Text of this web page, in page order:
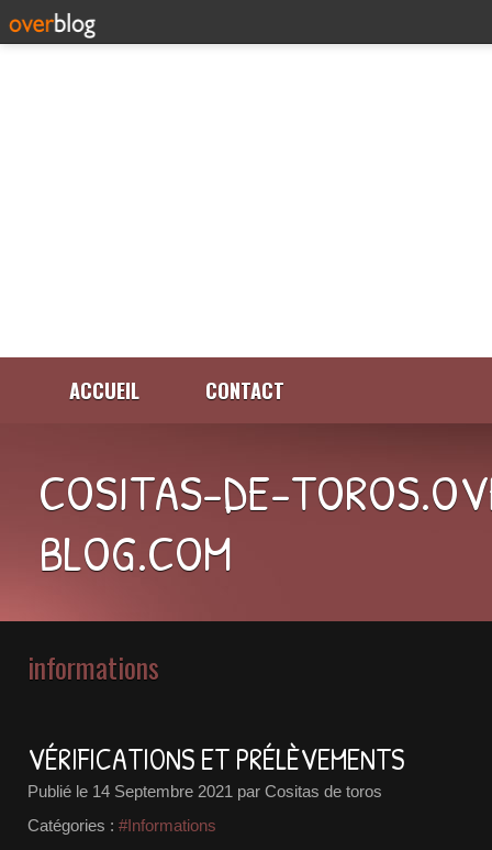
ACCUEIL CONTACT
COSITAS-DE-
BLOG.COM
informations
VÉRIFICATIONS ET PRÉLÈVEMENTS
Publié le 14 Septembre 2021 par Cositas de toros
Catégories : #Informations